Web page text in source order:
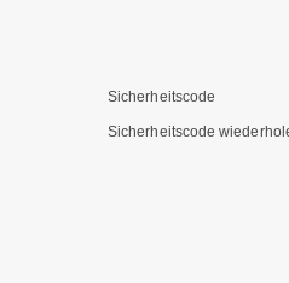
Sicherheitscode
Sicherheitscode